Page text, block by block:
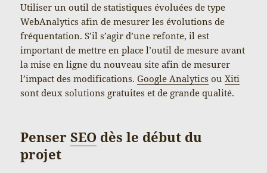
Utiliser un outil de statistiques évoluées de type
WebAnalytics afin de mesurer les évolutions de
fréquentation. S’il s’agir d’une refonte, il est
important de mettre en place l’outil de mesure avant
la mise en ligne du nouveau site afin de mesurer
l’impact des modifications.Google Analytics ouXiti
sont deux solutions gratuites et de grande qualité.
PenserSEO dès le début du
projet